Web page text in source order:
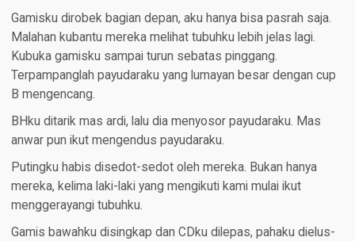
Gamisku dirobek bagian depan, aku hanya bisa pasrah saja.
Malahan kubantu mereka melihat tubuhku lebih jelas lagi.
Kubuka gamisku sampai turun sebatas pinggang.
Terpampanglah payudaraku yang lumayan besar dengan cup
B mengencang.
BHku ditarik mas ardi, lalu dia menyosor payudaraku. Mas
anwar pun ikut mengendus payudaraku.
Putingku habis disedot-sedot oleh mereka. Bukan hanya
mereka, kelima laki-laki yang mengikuti kami mulai ikut
menggerayangi tubuhku.
Gamis bawahku disingkap dan CDku dilepas, pahaku dielus-